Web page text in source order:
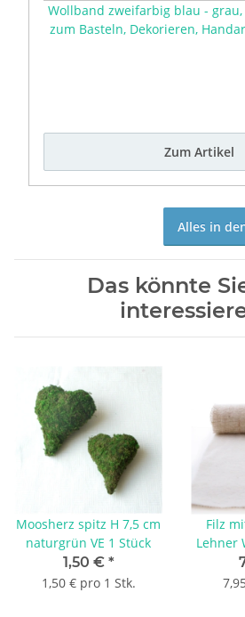
Wollband zweifarbig blau - grau,
zum Basteln, Dekorieren,
Zum Artikel
Alles in
Das könnte
Moosherz spitz H 7,5 cm
naturgrün VE 1 Stück
1,50 € *
1,50 € pro 1 Stk.
Filz
Lehner
30
Jute,